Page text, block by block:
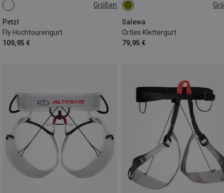
Größen
Petzl
Fly Hochtourengurt
109,95 €
L | 86-96CM
M | 76-86CM
Salewa
Ortles Klettergurt
79,95 €
S-M | 70-94CM